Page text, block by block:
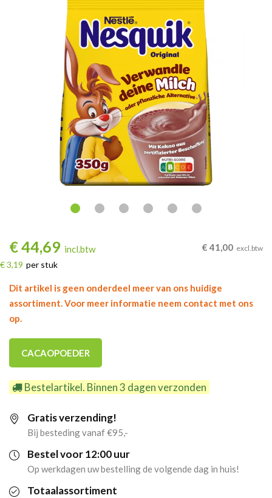
€44,69 incl.btw
€ 3,19 per stuk
€ 41,00 excl.btw
Dit artikel is geen onderdeel meer van ons huidige
assortiment. Voor meer informatie neem contact met ons
op.
CACAOPOEDER
Bestelartikel. Binnen 3 dagen verzonden
Gratis verzending!
Bij besteding vanaf €95,-
Bestel voor 12:00 uur
Op werkdagen uw bestelling de volgende dag in huis!
Totaalassortiment